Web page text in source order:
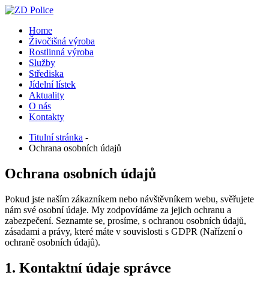
Home
Živočišná výroba
Rostlinná výroba
Služby
Střediska
Jídelní lístek
Aktuality
O nás
Kontakty
Titulní stránka -
Ochrana osobních údajů
Ochrana osobních údajů
Pokud jste naším zákazníkem nebo návštěvníkem webu, svěřujete
nám své osobní údaje. My zodpovídáme za jejich ochranu a
zabezpečení. Seznamte se, prosíme, s ochranou osobních údajů,
zásadami a právy, které máte v souvislosti s GDPR (Nařízení o
ochraně osobních údajů).
1. Kontaktní údaje správce